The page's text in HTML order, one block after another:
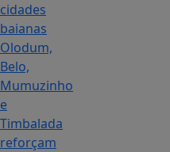
cidades
baianas
Olodum,
Belo,
Mumuzinho
e
Timbalada
reforçam